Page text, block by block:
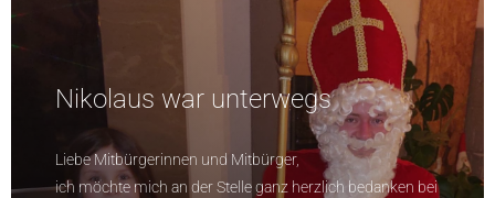
Nikolaus war unterwegs
Liebe Mitbürgerinnen und Mitbürger,
ich möchte mich an der Stelle ganz herzlich bedanken bei